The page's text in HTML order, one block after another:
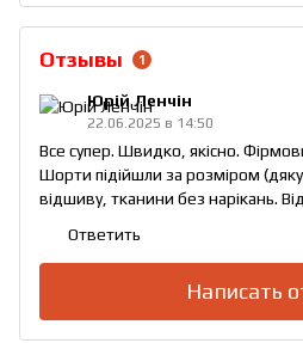
Отзывы 1
Юрій Ленчін
22.06.2025 в 14:50
Все супер. Швидко, якісно.
Шорти підійшли за розміром
відшиву, тканини без нарікань.
Ответить
Написать